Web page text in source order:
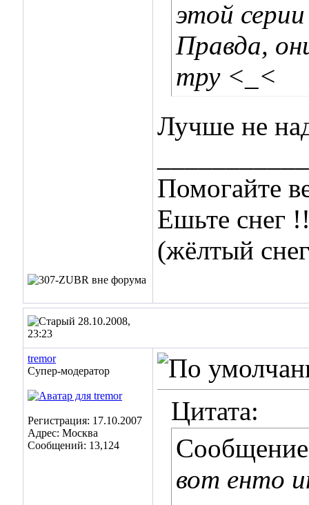
этой
Правда,
тру <_<
Лучше не
Помогайте
Ешьте снег
(жёлтый
28.10.2008,
23:23
tremor
Супер-модератор
Регистрация: 17.10.2007
Адрес: Москва
Сообщений: 13,124
Цитата:
вот енто